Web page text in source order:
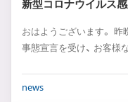
新型コロナウイルス
おはようございます。 昨
事態宣言を受け、 お客様
news